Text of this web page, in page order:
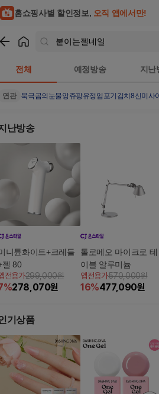
홈쇼핑사별 할인정보, 오직 앱에서만!
전체 예정방송 지난
연관 북극곰의눈물앙쥬팡유정임포기김치8신미사
난방송
니튠화이트+크레들
젤 80
전용가299,000원
%278,070원
톨로메오 마이크로 테
이블 알루미늄
앱전용가570,000원
16%477,090원
기상품